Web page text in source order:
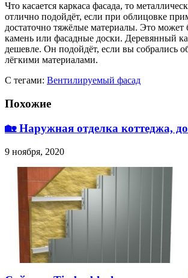
Что касается каркаса фасада, то
отлично подойдёт, если при облицовке
достаточно тяжёлые материалы. Это
камень или фасадные доски. Деревянный
дешевле. Он подойдёт, если вы собрались
лёгкими материалами.
С тегами: Вентилируемый фасад
Похожие
🏡 Наружная отделка коттеджа,
9 ноября, 2020